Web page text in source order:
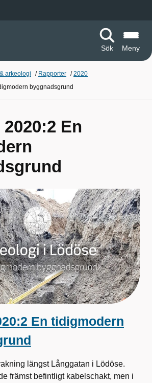
Sök
Meny
arkeologi / Rapporter /2020
byggnadsgrund
En
En tidigmodern
längst Långgatan i Lödöse.
främst befintligt kabelschakt, men i